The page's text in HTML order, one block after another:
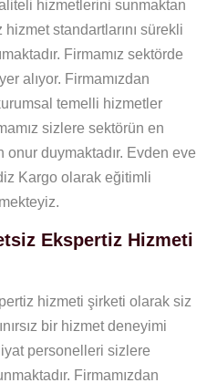
hizmetlerini sunmaktan
standartlarını sürekli
Firmamız sektörde
alıyor. Firmamızdan
temelli hizmetler
sizlere sektörün en
duymaktadır. Evden eve
Kargo olarak eğitimli
Ekspertiz Hizmeti
hizmeti şirketi olarak siz
bir hizmet deneyimi
personelleri sizlere
Firmamızdan